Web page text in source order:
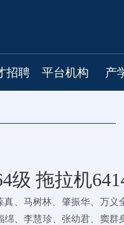
招聘 平台机构 产
级 拖拉机
、马树林、肇振华、万义
、李慧珍、张幼君、窦